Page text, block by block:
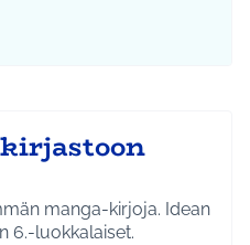
manga-kirjoja. Idean
6.-luokkalaiset.